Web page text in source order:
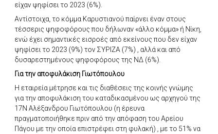
είχαν ψηφίσει το 2023 (6%).
Αντίστοιχα, το κόμμα Καρυστιανού παίρνει έναν στους
τέσσερις ψηφοφόρους που δήλωναν «άλλο κόμμα» ή Νίκη,
ενώ έχει σημαντικές εισροές από εκείνους που δεν είχαν
ψηφίσει το 2023 (9%) τον ΣΥΡΙΖΑ (7%) , αλλά και από
δυσαρεστημένους ψηφοφόρους της ΝΔ (6%).
Για την αποφυλάκιση Γιωτόπουλου
Η εταιρεία μέτρησε και τις διαθέσεις της κοινής γνώμης
για την αποφυλάκιση του καταδικασμένου ως αρχηγού της
17Ν Αλέξανδρου Γιωτόπουλου (η έρευνα
πραγματοποιήθηκε πριν από την απόφαση του Αρείου
Πάγου με την οποία επιστρέφει στη φυλακή) , με το 51% να